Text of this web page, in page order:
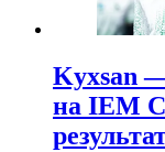
Kyxsan
на IEM